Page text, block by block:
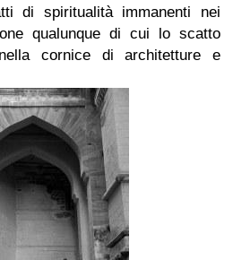
di spiritualità immanenti nei
qualunque di cui lo scatto
cornice di architetture e